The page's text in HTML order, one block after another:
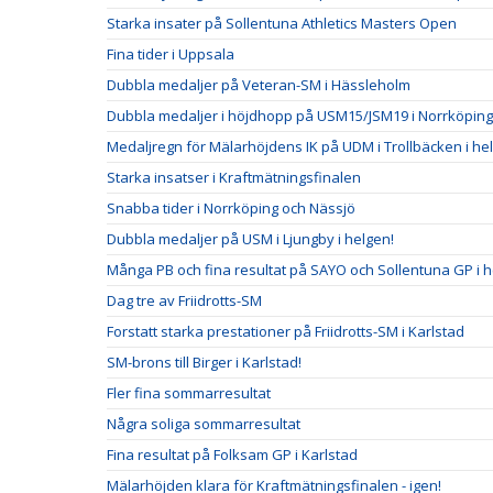
Starka insater på Sollentuna Athletics Masters Open
Fina tider i Uppsala
Dubbla medaljer på Veteran-SM i Hässleholm
Dubbla medaljer i höjdhopp på USM15/JSM19 i Norrköping
Medaljregn för Mälarhöjdens IK på UDM i Trollbäcken i
Starka insatser i Kraftmätningsfinalen
Snabba tider i Norrköping och Nässjö
Dubbla medaljer på USM i Ljungby i helgen!
Många PB och fina resultat på SAYO och Sollentuna GP i
Dag tre av Friidrotts-SM
Forstatt starka prestationer på Friidrotts-SM i Karlstad
SM-brons till Birger i Karlstad!
Fler fina sommarresultat
Några soliga sommarresultat
Fina resultat på Folksam GP i Karlstad
Mälarhöjden klara för Kraftmätningsfinalen - igen!